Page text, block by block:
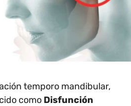
temporo mandibular,
como Disfunción